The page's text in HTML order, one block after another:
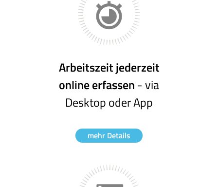
Arbeitszeit jederzeit
online erfassen- via
Desktop oder App
mehr Details